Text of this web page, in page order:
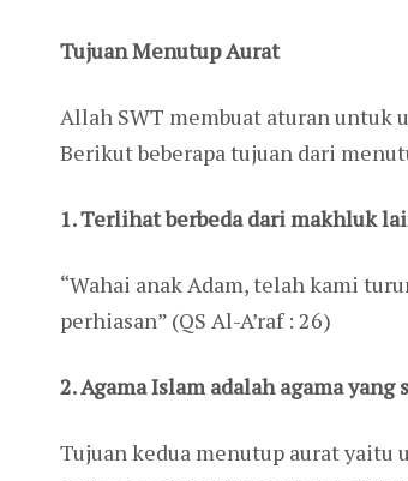
Tujuan Menutup Aurat
Allah SWT membuat aturan untuk
Berikut beberapa tujuan dari
1. Terlihat berbeda dari makhluk
“Wahai anak Adam, telah kami
perhiasan” (QS Al-A’raf : 26)
2. Agama Islam adalah agama yang
Tujuan kedua menutup aurat yaitu